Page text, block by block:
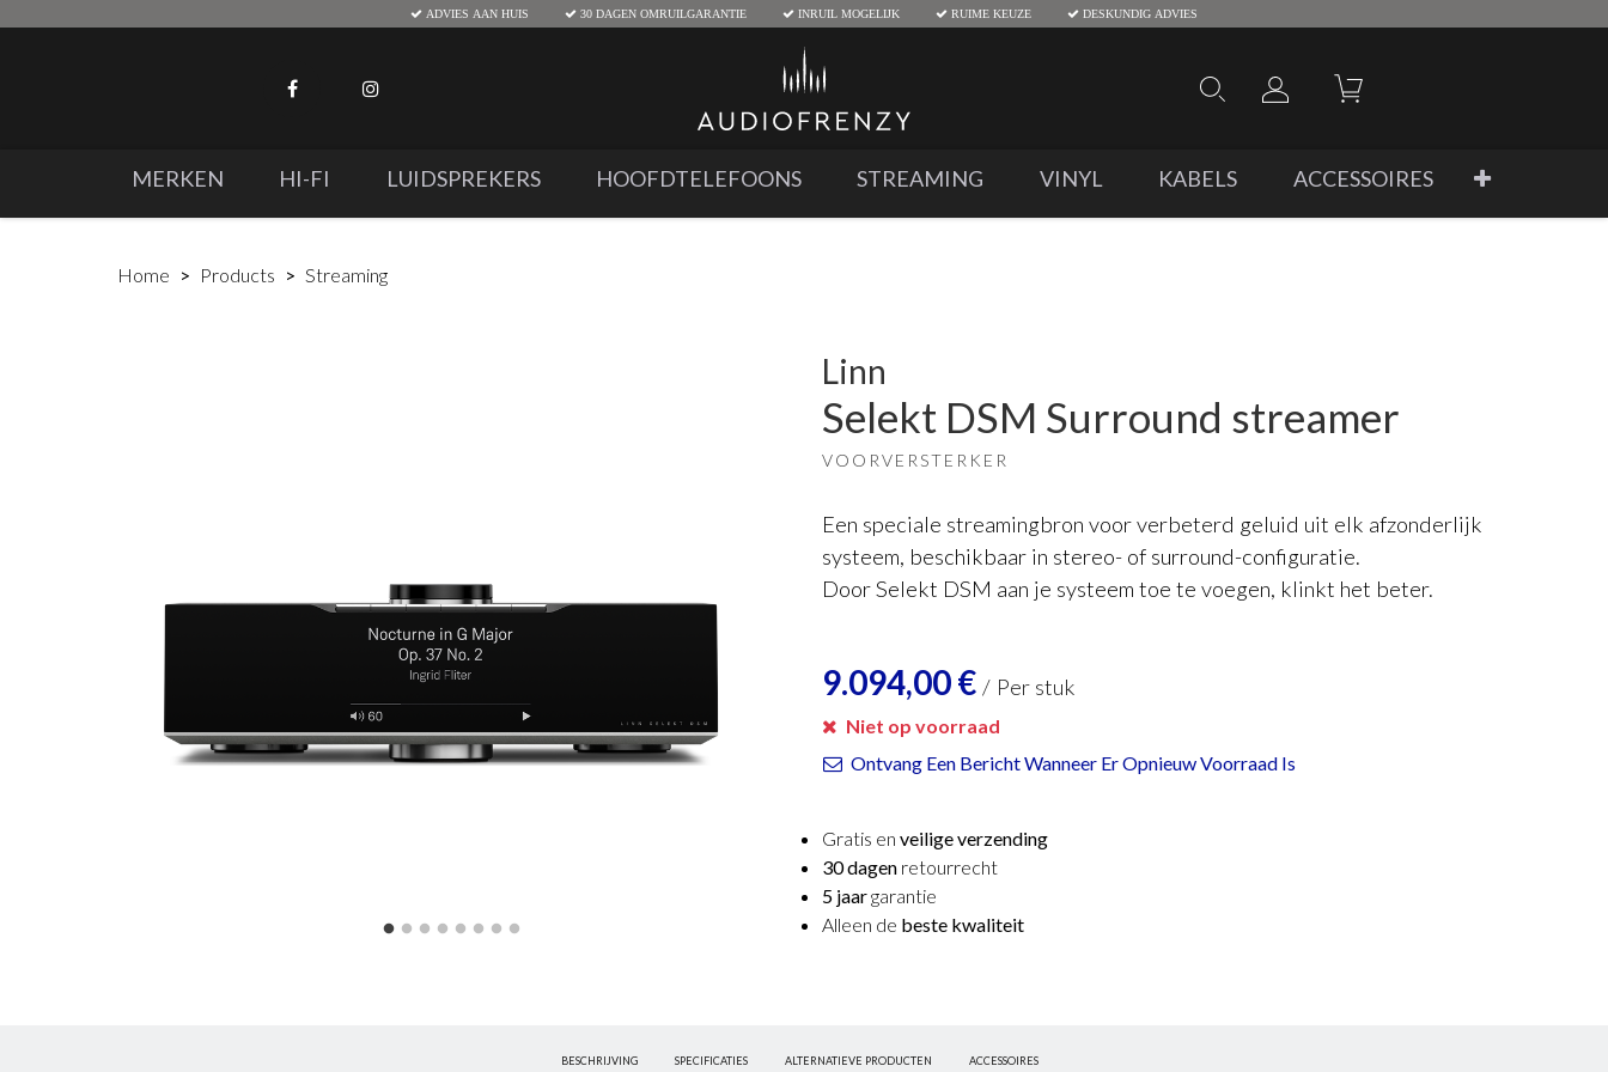
ADVIES AAN HUIS 30 DAGEN OMRUILGARANTIE INRUIL MOGELIJK RUIME KEUZE DESKUNDIG ADVIES
MERKEN HI-FI LUIDSPREKERS HOOFDTELEFOONS STREAMING VINYL KABELS ACCESSOIRES
Home Products Streaming
Linn
Selekt DSM Surround streamer
VOORVERSTERKER
Een speciale streamingbron voor verbeterd geluid uit elk afzonderlijk
systeem, beschikbaar in stereo- of surround-configuratie.
Door Selekt DSM aan je systeem toe te voegen, klinkt het beter.
9.094,00€ / Per stuk
Niet op voorraad
Ontvang Een Bericht Wanneer Er Opnieuw Voorraad Is
Gratis en veilige verzending
30 dagen retourrecht
5 jaargarantie
Alleen de beste kwaliteit
BESCHRIJVING SPECIFICATIES ALTERNATIEVE PRODUCTEN ACCESSOIRES